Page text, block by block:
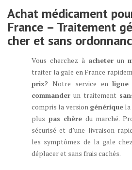
Achat médicament
France – Traitement
cher et sans
Vous cherchez à acheter un
traiter la gale en France
prix? Notre service enligne
commander un traitement
compris la version génériquela
plus pas chère du marché.
sécurisé et d’une livraison
les symptômes de la gale
déplacer et sans frais cachés.